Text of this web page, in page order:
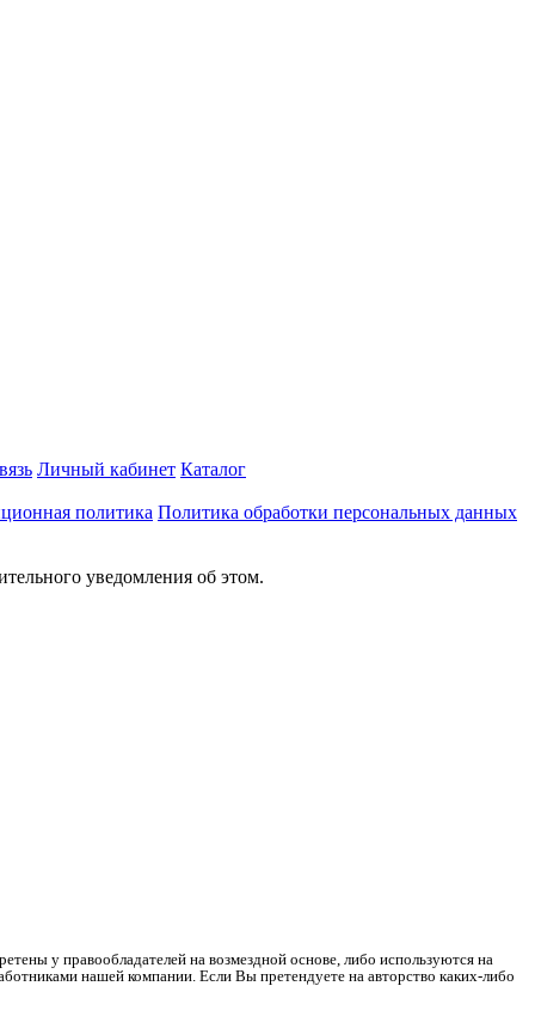
Личный кабинет Каталог
политика Политика обработки персональных данных
уведомления об этом.
у правообладателей на возмездной основе, либо используются на
нашей компании. Если Вы претендуете на авторство каких-либо